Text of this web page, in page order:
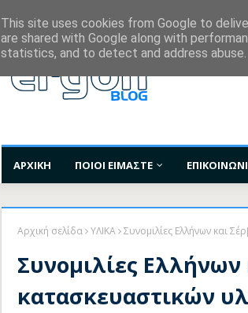
ΑΡΧΙΚΗ ΠΟΙΟΙ ΕΙΜΑΣΤΕ
Αρχική σελίδα ΥΛΙΚΑ Συνομιλίες Ελλήνων και
Συνομιλίες
κατασκευαστικών
This site uses cookies from Google to
are shared with Google along with
statistics, and to detect and address abuse.